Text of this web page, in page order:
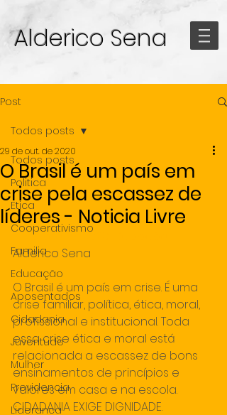
Alderico Sena
Post
Todos posts
Politica
Etica
Cooperativismo
Familia
Educação
Aposentados
Cidadania
Juventude
Mulher
Previdencia
Lideranca
Todos posts
O Brasil é um país em
crise pela escassez de
líderes - Noticia Livre
29 de out. de 2020
Outubro 27, 2020
Alderico Sena
O Brasil é um país em crise. É uma
crise familiar, política, ética, moral,
profissional e institucional. Toda
essa crise ética e moral está
relacionada a escassez de bons
ensinamentos de princípios e
valores em casa e na escola.
CIDADANIA EXIGE DIGNIDADE.